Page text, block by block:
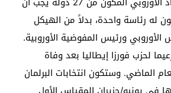
له رئاسة واحدة، بدلاً من الهيكل
ورئيس المفوضية الأوروبية.
لحزب فورزا إيطاليا بعد وفاة
الماضي. وستكون انتخابات البرلمان